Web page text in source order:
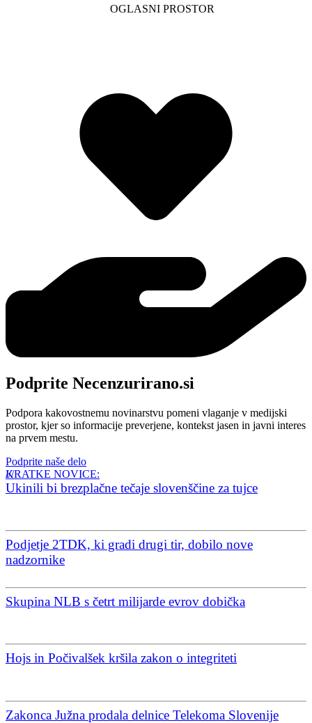
Podprite Necenzurirano.si
Podpora kakovostnemu novinarstvu pomeni vlaganje v medijski
prostor, kjer so informacije preverjene, kontekst jasen in javni interes
na prvem mestu.
Podprite naše delo
KRATKE NOVICE:
Ukinili bi brezplačne tečaje slovenščine za tujce
Podjetje 2TDK, ki gradi drugi tir, dobilo nove
nadzornike
Skupina NLB s četrt milijarde evrov dobička
Hojs in Počivalšek kršila zakon o integriteti
Zakonca Južna prodala delnice Telekoma Slovenije